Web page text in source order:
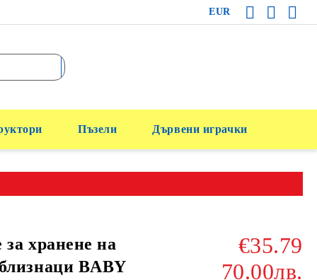
EUR
Пъзели Дървени играчки
за хранене на
BABY
€35.79
70.00лв.